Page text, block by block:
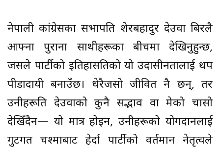
नेपाली कांग्रेसका सभापति शेरबहादुर देउवा बिरलै
आफ्ना पुराना साथीहरूका बीचमा देखिनुहुन्छ,
जसले पार्टीको इतिहासप्रतिको यो उदासीनतालाई थप
पीडादायी बनाउँछ। धेरैजसो जीवित नै छन्, तर
उनीहरूप्रति देउवाको कुनै सद्भाव वा प्रेमको चासो
देखिँदैन— यो मात्र होइन, उनीहरूको योगदानलाई
गुटगत चश्माबाट हेर्दा पार्टीको वर्तमान नेतृत्वले